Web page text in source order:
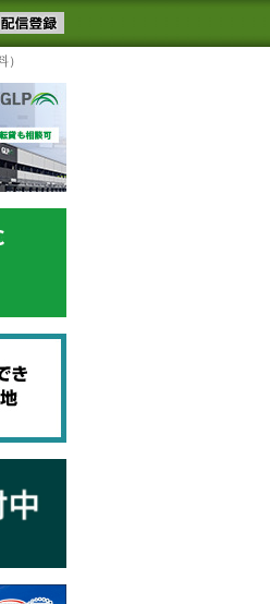
ュースメール配信を登録す
マ